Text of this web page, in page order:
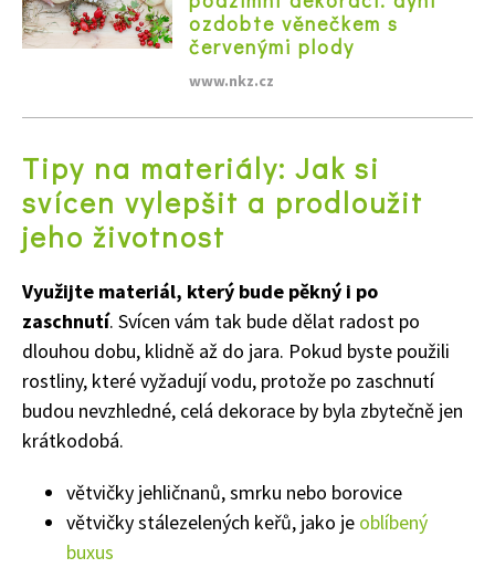
ozdobte věnečkem s
červenými plody
www.nkz.cz
Tipy na materiály: Jak si
svícen vylepšit a prodloužit
jeho životnost
Využijte materiál, který bude pěkný i po
zaschnutí. Svícen vám tak bude dělat radost po
dlouhou dobu, klidně až do jara. Pokud byste použili
rostliny, které vyžadují vodu, protože po zaschnutí
budou nevzhledné, celá dekorace by byla zbytečně jen
krátkodobá.
větvičky jehličnanů, smrku nebo borovice
větvičky stálezelených keřů, jako je oblíbený
buxus